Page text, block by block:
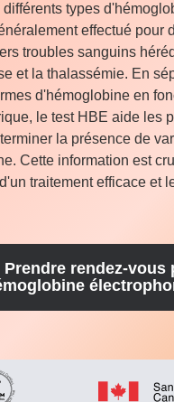
types
effectué pour
troubles sanguins
et la thalassémie. En
d'hémoglobine en
le test HBE aide les
la présence de
Cette information est
traitement efficace et
Prendre rendez-vous